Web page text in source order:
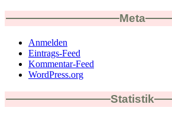
Meta
Anmelden
Eintrags-Feed
Kommentar-Feed
WordPress.org
Statistik